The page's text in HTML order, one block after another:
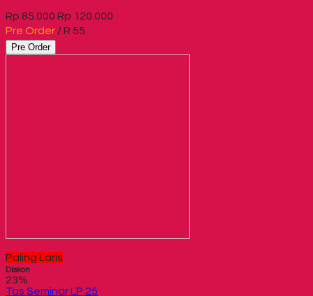
Rp 85.000 Rp 120.000
Pre Order / R 55
Pre Order
Paling Laris
Diskon
23%
Tas Seminar LP 25